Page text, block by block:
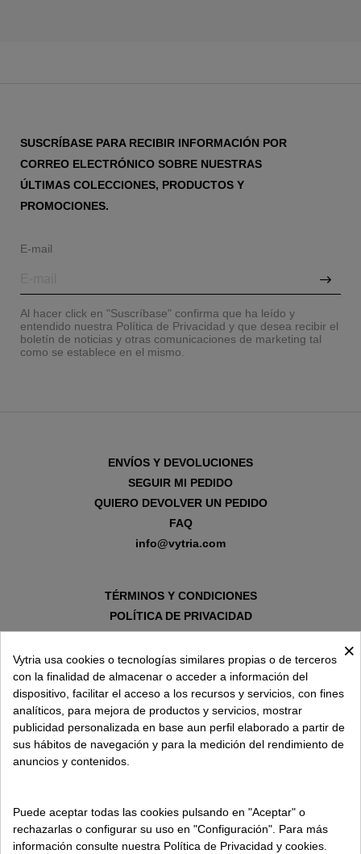
SUSCRÍBASE PARA RECIBIR INFORMACIÓN POR
CORREO ELECTRÓNICO SOBRE NUESTRAS
ÚLTIMAS COLECCIONES, PRODUCTOS Y
PROMOCIONES.
E-mail
Al hacer click en "Suscríbase" confirma que ha leído y
entendido nuestra Política de Privacidad y que desea recibir el
boletín de noticias y otras comunicaciones de marketing tal
como se establece en el mismo.
ENVÍOS Y DEVOLUCIONES
SEGUIR MI PEDIDO
QUIERO DEVOLVER UN PEDIDO
FAQ
info@vytria.com
TÉRMINOS Y CONDICIONES
POLÍTICA DE PRIVACIDAD
AVISO LEGAL
POLÍTICA DE COOKIES
SOBRE VYTRIA
×
Vytria usa cookies o tecnologías similares propias o de terceros
con la finalidad de almacenar o acceder a información del
dispositivo, facilitar el acceso a los recursos y servicios, con fines
analíticos, para mejora de productos y servicios, mostrar
publicidad personalizada en base aun perfil elaborado a partir de
sus hábitos de navegación y para la medición del rendimiento de
anuncios y contenidos.
Puede aceptar todas las cookies pulsando en "Aceptar" o
rechazarlas o configurar su uso en "Configuración". Para más
información consulte nuestra Política de Privacidad y cookies.